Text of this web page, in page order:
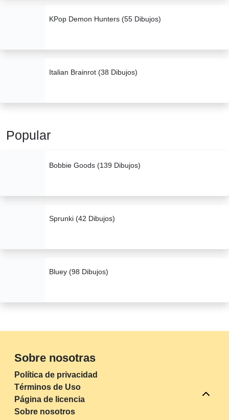
KPop Demon Hunters (55 Dibujos)
Italian Brainrot (38 Dibujos)
Popular
Bobbie Goods (139 Dibujos)
Sprunki (42 Dibujos)
Bluey (98 Dibujos)
Sobre nosotras
Política de privacidad
Términos de Uso
Página de licencia
Sobre nosotros